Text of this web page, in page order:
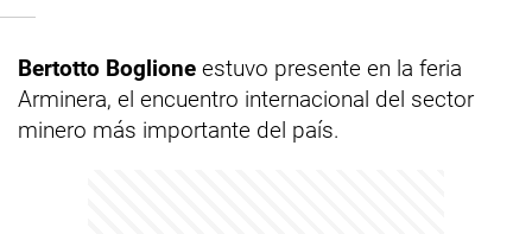
Bertotto Boglione estuvo presente en la feria
Arminera, el encuentro internacional del sector
minero más importante del país.